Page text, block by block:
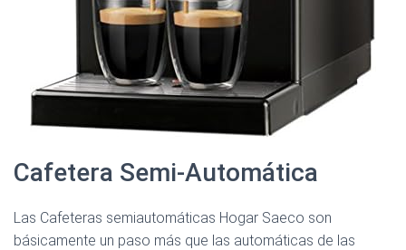
Cafetera Semi-Automática
Las Cafeteras semiautomáticas Hogar Saeco son
básicamente un paso más que las automáticas de las